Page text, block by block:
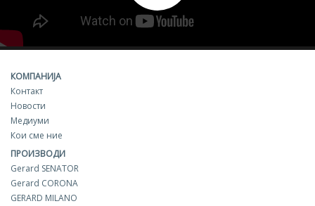
КОМПАНИЈА
Контакт
Новости
Медиуми
Кои сме ние
ПРОИЗВОДИ
Gerard SENATOR
Gerard CORONA
GERARD MILANO